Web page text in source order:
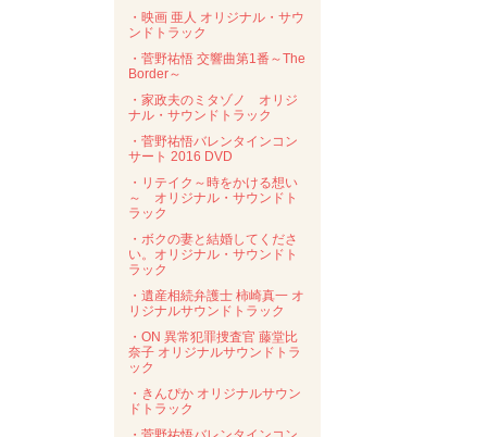
・映画 亜人 オリジナル・サウ
ンドトラック
・菅野祐悟 交響曲第1番～The
Border～
・家政夫のミタゾノ オリジ
ナル・サウンドトラック
・菅野祐悟バレンタインコン
サート 2016 DVD
・リテイク～時をかける想い
～ オリジナル・サウンドト
ラック
・ボクの妻と結婚してくださ
い。オリジナル・サウンドト
ラック
・遺産相続弁護士 柿崎真一 オ
リジナルサウンドトラック
・ON 異常犯罪捜査官 藤堂比
奈子 オリジナルサウンドトラ
ック
・きんぴか オリジナルサウン
ドトラック